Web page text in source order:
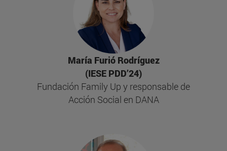
María Furió Rodríguez
(IESE PDD’24)
Fundación Family Up y responsable de
Acción Social en DANA